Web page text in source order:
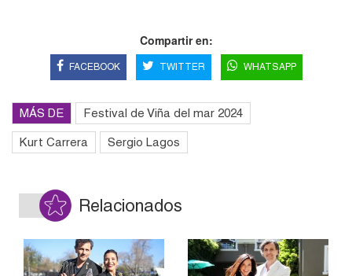
Compartir en:
FACEBOOK TWITTER WHATSAPP
MÁS DE Festival de Viña del mar 2024
Kurt Carrera Sergio Lagos
Relacionados